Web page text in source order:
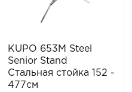
KUPO 653M Steel
Senior Stand
Стальная стойка 152 -
477см